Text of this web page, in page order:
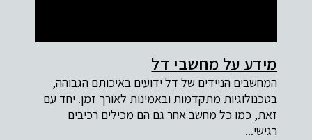
מידע על מחשבי דל
המחשבים הניידים של דל ידועים באיכותם הגבוהה,
בטכנולוגיות מתקדמות ובאמינות לאורך זמן. יחד עם
זאת, כמו כל מחשב אחר גם הם מכילים רכיבים
רגישי...